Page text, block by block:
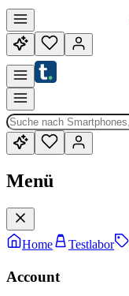
Menü
Home Testlabor
Account